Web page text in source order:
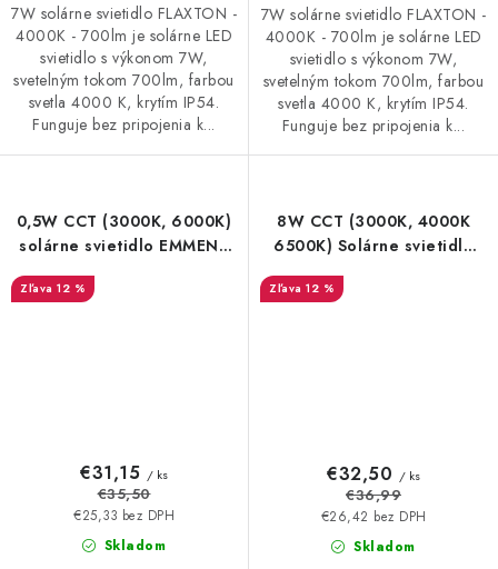
7W solárne svietidlo FLAXTON -
4000K - 700lm je solárne LED
svietidlo s výkonom 7W,
svetelným tokom 700lm, farbou
svetla 4000 K, krytím IP54.
Funguje bez pripojenia k...
7W solárne svietidlo FLAXTON -
4000K - 700lm je solárne LED
svietidlo s výkonom 7W,
svetelným tokom 700lm, farbou
svetla 4000 K, krytím IP54.
Funguje bez pripojenia k...
0,5W CCT (3000K, 6000K)
solárne svietidlo EMMEN -
12 %
Skladom
€25,33 bez DPH
€31,15 / ks
€35,50
8W CCT (3000K, 4000K
6500K) Solárne svietidlo
12 %
Skladom
€26,42 bez DPH
€32,50 / ks
€36,99